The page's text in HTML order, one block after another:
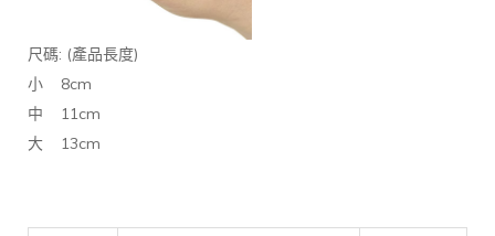
尺碼: (產品長度)
小 8cm
中 11cm
大 13cm